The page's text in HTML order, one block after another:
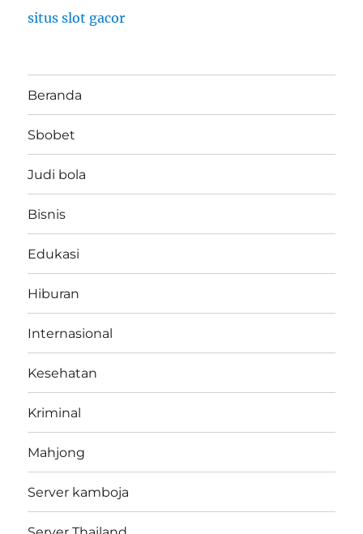
situs slot gacor
Beranda
Sbobet
Judi bola
Bisnis
Edukasi
Hiburan
Internasional
Kesehatan
Kriminal
Mahjong
Server kamboja